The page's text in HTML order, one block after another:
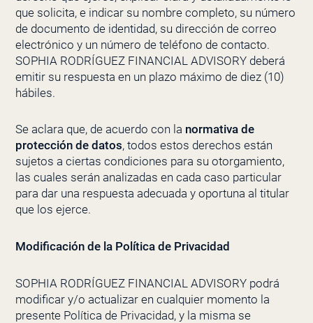
que solicita, e indicar su nombre completo, su número
de documento de identidad, su dirección de correo
electrónico y un número de teléfono de contacto.
SOPHIA RODRÍGUEZ FINANCIAL ADVISORYdeberá
emitir su respuesta en un plazo máximo de diez (10)
hábiles.
Se aclara que, de acuerdo con la normativa de
protección de datos, todos estos derechos están
sujetos a ciertas condiciones para su otorgamiento,
las cuales serán analizadas en cada caso particular
para dar una respuesta adecuada y oportuna al titular
que los ejerce.
Modificación de la Política de Privacidad
SOPHIA RODRÍGUEZ FINANCIAL ADVISORYpodrá
modificar y/o actualizar en cualquier momento la
presente Política de Privacidad, y la misma se